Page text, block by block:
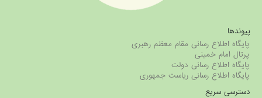
پیوندها
پایگاه اطلاع رسانی مقام معظم رهبری
پرتال امام خمینی
پایگاه اطلاع رسانی دولت
پایگاه اطلاع رسانی ریاست جمهوری
دسترسی سریع